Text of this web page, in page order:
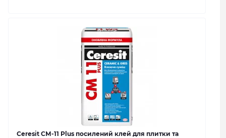
Ceresit СМ-11 Plus посилений клей для плитки та